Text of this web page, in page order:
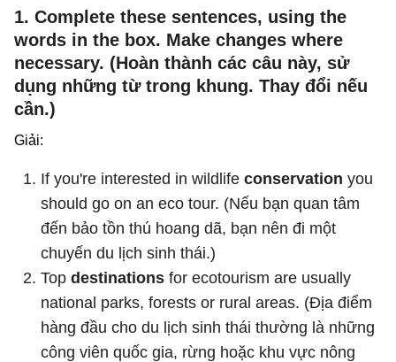
1. Complete these sentences, using the
words in the box. Make changes where
necessary. (Hoàn thành các câu này, sử
dụng những từ trong khung. Thay đổi nếu
cần.)
Giải:
If you're interested in wildlife conservation you
should go on an eco tour. (Nếu bạn quan tâm
đến bảo tồn thú hoang dã, bạn nên đi một
chuyến du lịch sinh thái.)
Top destinations for ecotourism are usually
national parks, forests or rural areas. (Địa điểm
hàng đầu cho du lịch sinh thái thường là những
công viên quốc gia, rừng hoặc khu vực nông